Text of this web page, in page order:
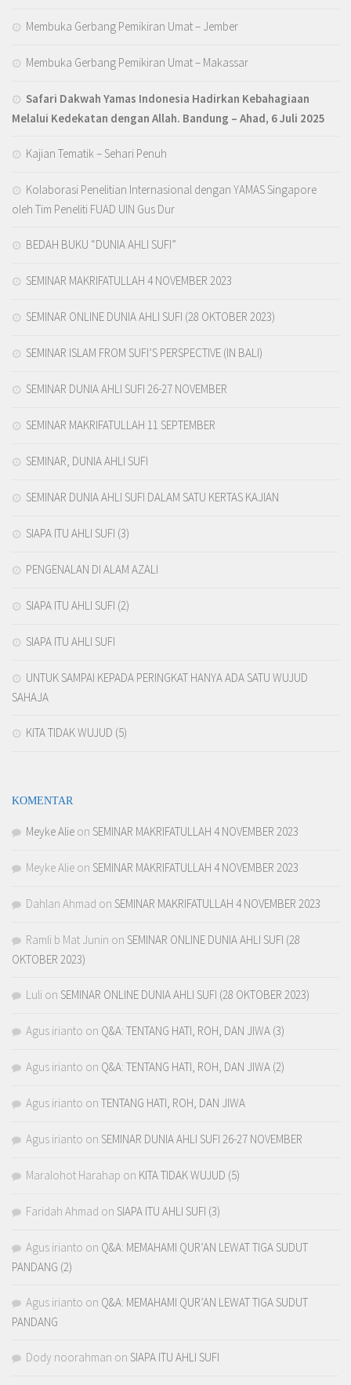
Membuka Gerbang Pemikiran Umat – Jember
Membuka Gerbang Pemikiran Umat – Makassar
Safari Dakwah Yamas Indonesia Hadirkan Kebahagiaan
Melalui Kedekatan dengan Allah. Bandung – Ahad, 6 Juli 2025
Kajian Tematik – Sehari Penuh
Kolaborasi Penelitian Internasional dengan YAMAS Singapore
oleh Tim Peneliti FUAD UIN Gus Dur
BEDAH BUKU “DUNIA AHLI SUFI”
SEMINAR MAKRIFATULLAH 4 NOVEMBER 2023
SEMINAR ONLINE DUNIA AHLI SUFI (28 OKTOBER 2023)
SEMINAR ISLAM FROM SUFI’S PERSPECTIVE (IN BALI)
SEMINAR DUNIA AHLI SUFI 26-27 NOVEMBER
SEMINAR MAKRIFATULLAH 11 SEPTEMBER
SEMINAR, DUNIA AHLI SUFI
SEMINAR DUNIA AHLI SUFI DALAM SATU KERTAS KAJIAN
SIAPA ITU AHLI SUFI (3)
PENGENALAN DI ALAM AZALI
SIAPA ITU AHLI SUFI (2)
SIAPA ITU AHLI SUFI
UNTUK SAMPAI KEPADA PERINGKAT HANYA ADA SATU WUJUD
SAHAJA
KITA TIDAK WUJUD (5)
KOMENTAR
Meyke Alie on SEMINAR MAKRIFATULLAH 4 NOVEMBER 2023
Meyke Alie on SEMINAR MAKRIFATULLAH 4 NOVEMBER 2023
Dahlan Ahmad on SEMINAR MAKRIFATULLAH 4 NOVEMBER 2023
Ramli b Mat Junin on SEMINAR ONLINE DUNIA AHLI SUFI (28
OKTOBER 2023)
Luli on SEMINAR ONLINE DUNIA AHLI SUFI (28 OKTOBER 2023)
Agus irianto on Q&A: TENTANG HATI, ROH, DAN JIWA (3)
Agus irianto on Q&A: TENTANG HATI, ROH, DAN JIWA (2)
Agus irianto on TENTANG HATI, ROH, DAN JIWA
Agus irianto on SEMINAR DUNIA AHLI SUFI 26-27 NOVEMBER
Maralohot Harahap on KITA TIDAK WUJUD (5)
Faridah Ahmad on SIAPA ITU AHLI SUFI (3)
Agus irianto on Q&A: MEMAHAMI QUR’AN LEWAT TIGA SUDUT
PANDANG (2)
Agus irianto on Q&A: MEMAHAMI QUR’AN LEWAT TIGA SUDUT
PANDANG
Dody noorahman on SIAPA ITU AHLI SUFI